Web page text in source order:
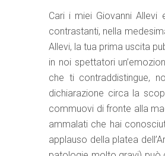
Cari i miei Giovanni Allevi
contrastanti, nella
Allevi, la tua prima uscita
in noi spettatori
che ti contraddistingue,
dichiarazione circa la
commuovi di fronte alla
ammalati che hai
applauso della platea